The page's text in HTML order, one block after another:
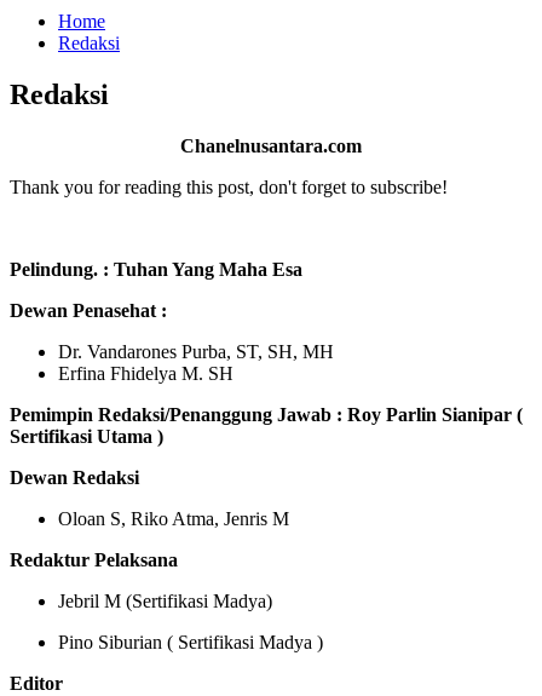
Home
Redaksi
Redaksi
Chanelnusantara.com
Thank you for reading this post, don't forget to subscribe!
Pelindung. : Tuhan Yang Maha Esa
Dewan Penasehat :
Dr. Vandarones Purba, ST, SH, MH
Erfina Fhidelya M. SH
Pemimpin Redaksi/Penanggung Jawab : Roy Parlin Sianipar (
Sertifikasi Utama )
Dewan Redaksi
Oloan S, Riko Atma, Jenris M
Redaktur Pelaksana
Jebril M (Sertifikasi Madya)
Pino Siburian ( Sertifikasi Madya )
Editor